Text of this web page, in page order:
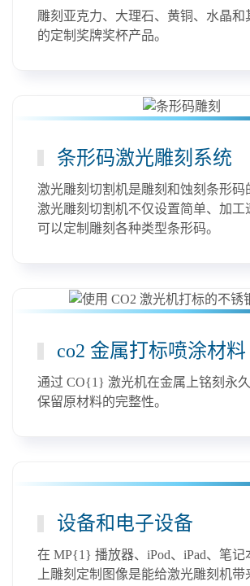
雕刻亚克力、大理石、黄铜、水晶和
的定制奖牌奖杯产品。
条形码激光雕刻系统
激光雕刻切割机是雕刻和蚀刻条形码
激光雕刻切割机不仅设置简单、加工
可以定制雕刻各种类型条形码。
co2 金属打标喷涂材料
通过 CO{1} 激光机在金属上铭刻永
保留原材料的完整性。
设备和电子设备
在 MP{1} 播放器、iPod、iPad、笔记
上雕刻定制图像是能给激光雕刻机